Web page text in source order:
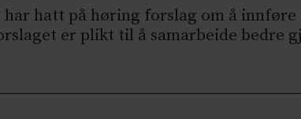
hatt på høring forslag om å
er plikt til å samarbeide bedre